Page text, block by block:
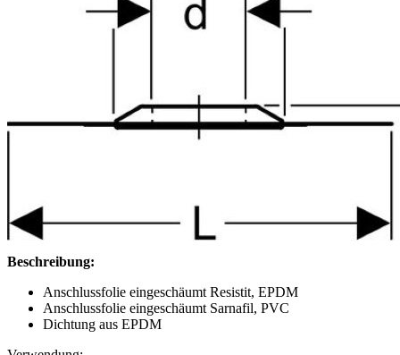
Beschreibung:
Anschlussfolie eingeschäumt Resistit, EPDM
Anschlussfolie eingeschäumt Sarnafil, PVC
Dichtung aus EPDM